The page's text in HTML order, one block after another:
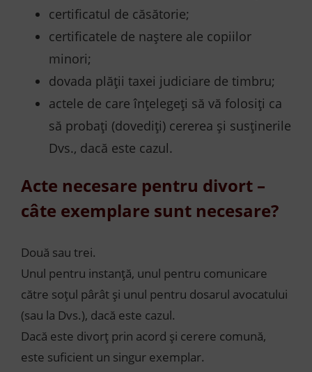
certificatul de căsătorie;
certificatele de naştere ale copiilor
minori;
dovada plății taxei judiciare de timbru;
actele de care înțelegeți să vă folosiți ca
să probați (dovediți) cererea și susținerile
Dvs., dacă este cazul.
Acte necesare pentru divort –
câte exemplare sunt necesare?
Două sau trei.
Unul pentru instanță, unul pentru comunicare
către soțul pârât și unul pentru dosarul avocatului
(sau la Dvs.), dacă este cazul.
Dacă este divorț prin acord și cerere comună,
este suficient un singur exemplar.